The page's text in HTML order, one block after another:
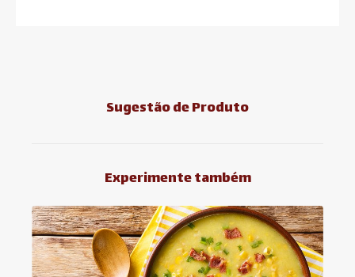
Sugestão de Produto
Experimente também